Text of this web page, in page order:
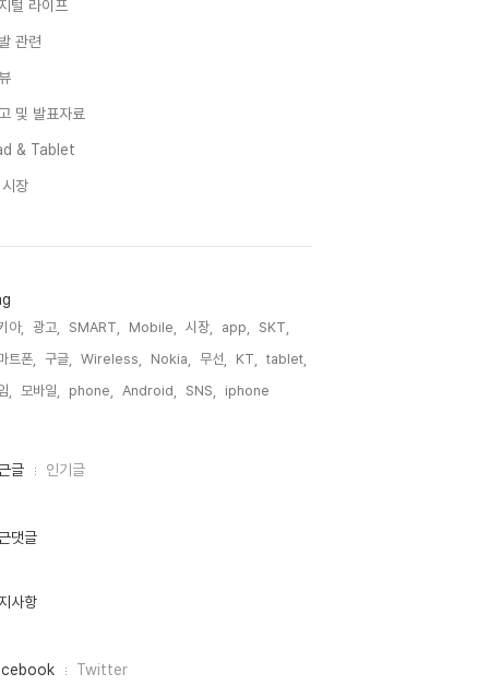
털 라이프
관련
및 발표자료
& Tablet
장
아, 광고, SMART, Mobile, 시장, app,
SKT,
트폰,
구글, Wireless, Nokia, 무선, KT,
tablet,
,
모바일, phone, Android, SNS, iphone,
글 인기글
댓글
사항
Twitter